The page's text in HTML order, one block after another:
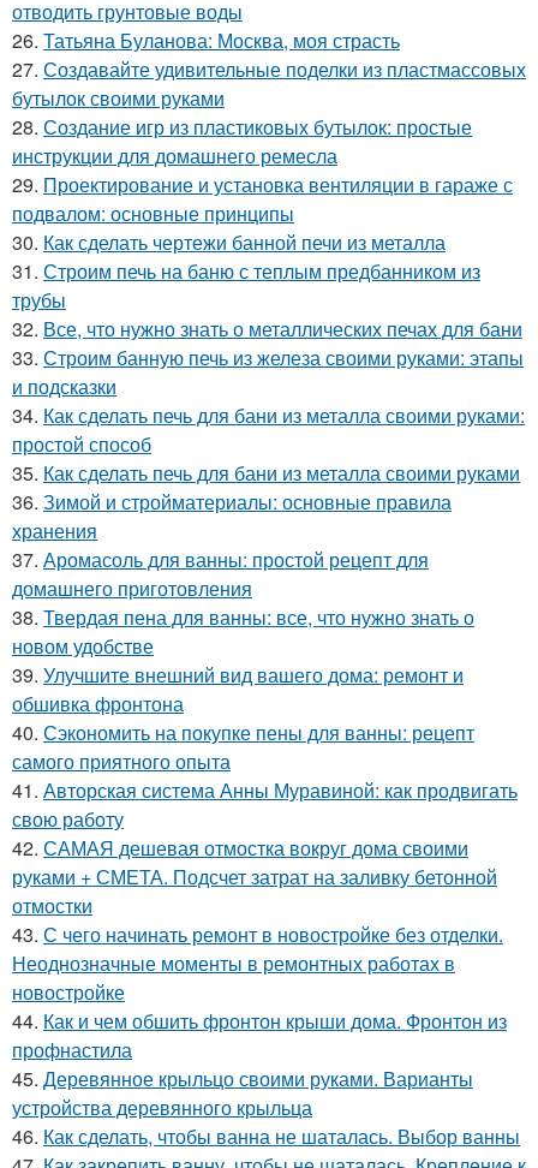
отводить грунтовые воды
26. Татьяна Буланова: Москва, моя страсть
27. Создавайте удивительные поделки из пластмассовых
бутылок своими руками
28. Создание игр из пластиковых бутылок: простые
инструкции для домашнего ремесла
29. Проектирование и установка вентиляции в гараже с
подвалом: основные принципы
30. Как сделать чертежи банной печи из металла
31. Строим печь на баню с теплым предбанником из
трубы
32. Все, что нужно знать о металлических печах для бани
33. Строим банную печь из железа своими руками: этапы
и подсказки
34. Как сделать печь для бани из металла своими руками:
простой способ
35. Как сделать печь для бани из металла своими руками
36. Зимой и стройматериалы: основные правила
хранения
37. Аромасоль для ванны: простой рецепт для
домашнего приготовления
38. Твердая пена для ванны: все, что нужно знать о
новом удобстве
39. Улучшите внешний вид вашего дома: ремонт и
обшивка фронтона
40. Сэкономить на покупке пены для ванны: рецепт
самого приятного опыта
41. Авторская система Анны Муравиной: как продвигать
свою работу
42. САМАЯ дешевая отмостка вокруг дома своими
руками + СМЕТА. Подсчет затрат на заливку бетонной
отмостки
43. С чего начинать ремонт в новостройке без отделки.
Неоднозначные моменты в ремонтных работах в
новостройке
44. Как и чем обшить фронтон крыши дома. Фронтон из
профнастила
45. Деревянное крыльцо своими руками. Варианты
устройства деревянного крыльца
46. Как сделать, чтобы ванна не шаталась. Выбор ванны